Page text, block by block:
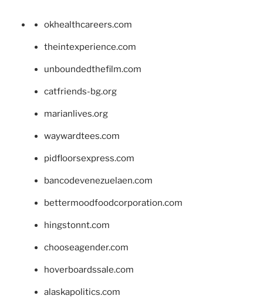
okhealthcareers.com
theintexperience.com
unboundedthefilm.com
catfriends-bg.org
marianlives.org
waywardtees.com
pidfloorsexpress.com
bancodevenezuelaen.com
bettermoodfoodcorporation.com
hingstonnt.com
chooseagender.com
hoverboardssale.com
alaskapolitics.com